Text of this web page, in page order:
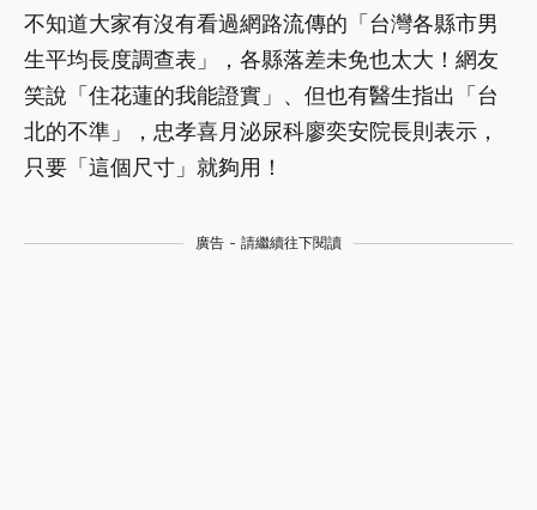
不知道大家有沒有看過網路流傳的「台灣各縣市男
生平均長度調查表」，各縣落差未免也太大！網友
笑說「住花蓮的我能證實」、但也有醫生指出「台
北的不準」，忠孝喜月泌尿科廖奕安院長則表示，
只要「這個尺寸」就夠用！
廣告 - 請繼續往下閱讀